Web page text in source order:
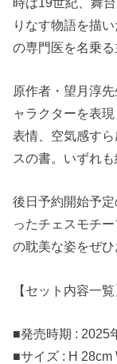
りなす物語を描
の専門医を名乗
原作者・望月淳
ャラクターを表
表情、空気感す
スの書。いずれ
後日予約開始予
ったチェスモチ
の耽美な姿をぜ
【セット内容一
■発売時期 : 2025
■サイズ : H 28cm